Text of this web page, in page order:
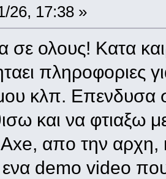
26, 17:38 »
σε ολους! Κατα
πληροφοριες
κλπ. Επενδυσα
και να φτιαξω
απο την αρχη,
demo video